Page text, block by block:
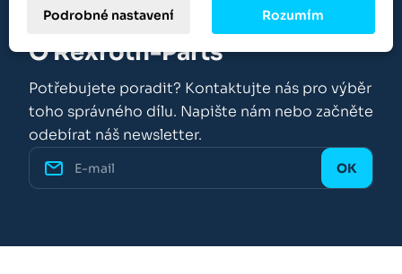
O Rexroth-Parts
Potřebujete poradit? Kontaktujte nás pro výběr
toho správného dílu. Napište nám nebo začněte
odebírat náš newsletter.
Podrobné nastavení Rozumím